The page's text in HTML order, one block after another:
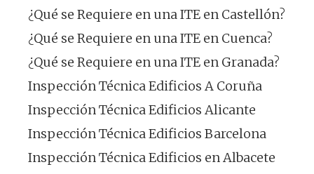
¿Qué se Requiere en una ITE en Castellón?
¿Qué se Requiere en una ITE en Cuenca?
¿Qué se Requiere en una ITE en Granada?
Inspección Técnica Edificios A Coruña
Inspección Técnica Edificios Alicante
Inspección Técnica Edificios Barcelona
Inspección Técnica Edificios en Albacete